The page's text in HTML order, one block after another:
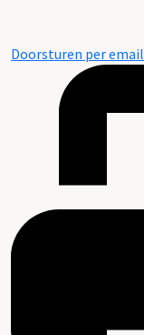
Doorsturen per email